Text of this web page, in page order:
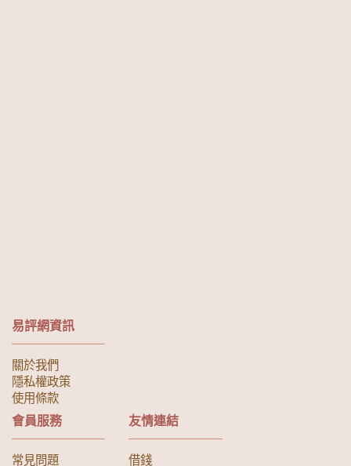
易評網資訊
關於我們
隱私權政策
使用條款
會員服務
常見問題
友情連結
借錢